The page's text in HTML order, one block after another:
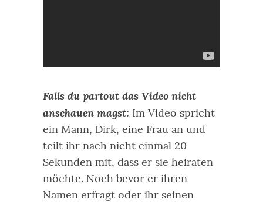
Falls du partout das Video nicht
anschauen magst: Im Video spricht
ein Mann, Dirk, eine Frau an und
teilt ihr nach nicht einmal 20
Sekunden mit, dass er sie heiraten
möchte. Noch bevor er ihren
Namen erfragt oder ihr seinen